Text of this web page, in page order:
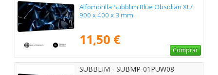
Alfombrilla Subblim Blue Obsidian XL/
900 x 400 x 3 mm
11,50 €
Comprar
SUBBLIM - SUBMP-01PUW08